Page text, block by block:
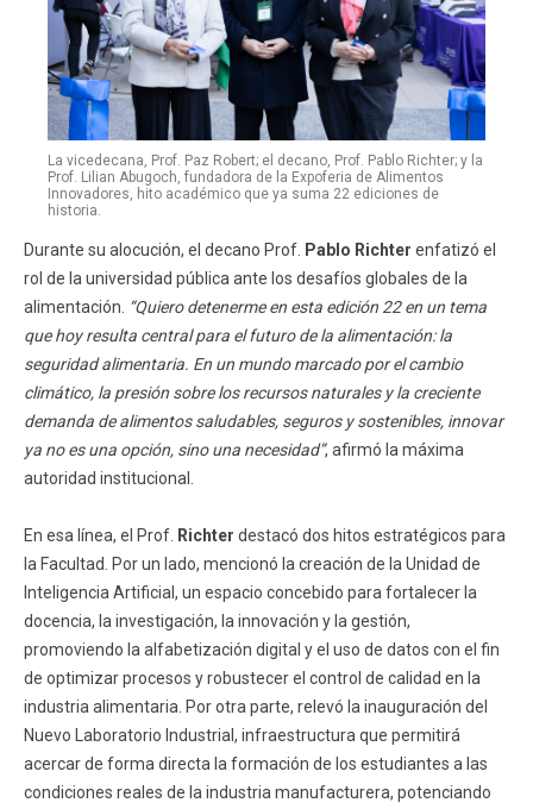
La vicedecana, Prof. Paz Robert; el decano, Prof. Pablo Richter; y la
Prof. Lilian Abugoch, fundadora de la Expoferia de Alimentos
Innovadores, hito académico que ya suma 22 ediciones de
historia.
Durante su alocución, el decano Prof. Pablo Richter enfatizó el
rol de la universidad pública ante los desafíos globales de la
alimentación. “Quiero detenerme en esta edición 22 en un tema
que hoy resulta central para el futuro de la alimentación: la
seguridad alimentaria. En un mundo marcado por el cambio
climático, la presión sobre los recursos naturales y la creciente
demanda de alimentos saludables, seguros y sostenibles, innovar
ya no es una opción, sino una necesidad”, afirmó la máxima
autoridad institucional.
En esa línea, el Prof. Richter destacó dos hitos estratégicos para
la Facultad. Por un lado, mencionó la creación de la Unidad de
Inteligencia Artificial, un espacio concebido para fortalecer la
docencia, la investigación, la innovación y la gestión,
promoviendo la alfabetización digital y el uso de datos con el fin
de optimizar procesos y robustecer el control de calidad en la
industria alimentaria. Por otra parte, relevó la inauguración del
Nuevo Laboratorio Industrial, infraestructura que permitirá
acercar de forma directa la formación de los estudiantes a las
condiciones reales de la industria manufacturera, potenciando